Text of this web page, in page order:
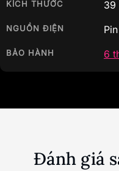
KÍCH THƯỚC 39
NGUỒN ĐIỆN
BẢO HÀNH 6
Đánh giá